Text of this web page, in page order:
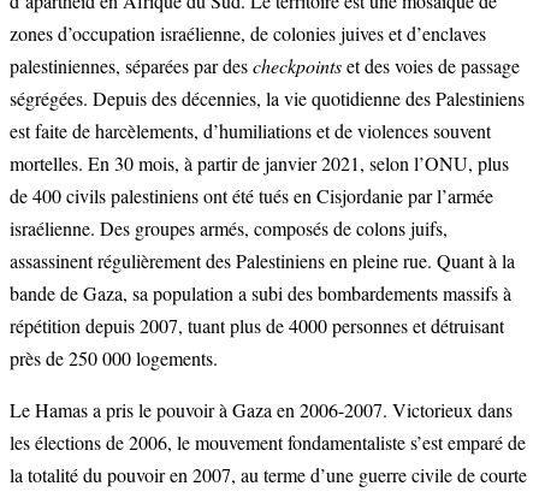
zones d’occupation israélienne, de colonies juives et d’enclaves
palestiniennes, séparées par descheckpointset des voies de passage
ségrégées. Depuis des décennies, la vie quotidienne des Palestiniens
est faite de harcèlements, d’humiliations et de violences souvent
mortelles. En 30 mois, à partir de janvier 2021, selon l’ONU, plus
de 400 civils palestiniens ont été tués en Cisjordanie par l’armée
israélienne. Des groupes armés, composés de colons juifs,
assassinent régulièrement des Palestiniens en pleine rue. Quant à la
bande de Gaza, sa population a subi des bombardements massifs à
répétition depuis 2007, tuant plus de 4000 personnes et détruisant
près de 250 000 logements.
Le Hamas a pris le pouvoir à Gaza en 2006-2007. Victorieux dans
les élections de 2006, le mouvement fondamentaliste s’est emparé de
la totalité du pouvoir en 2007, au terme d’une guerre civile de courte